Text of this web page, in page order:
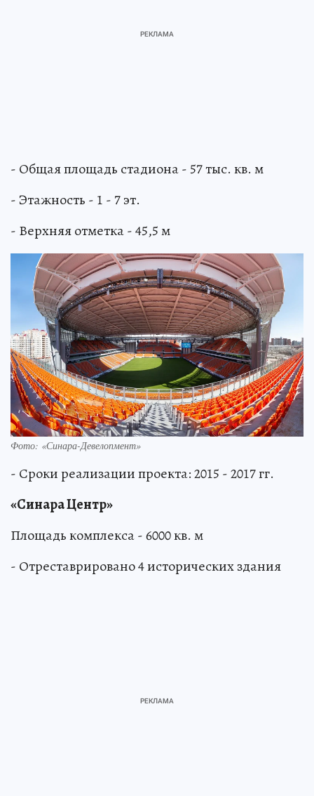
- Общая площадь стадиона - 57 тыс. кв. м
- Этажность - 1 - 7 эт.
- Верхняя отметка - 45,5 м
Фото: «Синара-­Девелопмент»
- Сроки реализации проекта: 2015 - 2017 гг.
«Синара Центр»
Площадь комплекса - 6000 кв. м
- Отреставрировано 4 исторических здания